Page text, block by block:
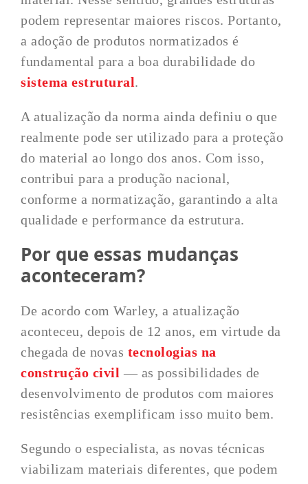
podem representar maiores riscos. Portanto,
a adoção de produtos normatizados é
fundamental para a boa durabilidade do
sistema estrutural.
A atualização da norma ainda definiu o que
realmente pode ser utilizado para a proteção
do material ao longo dos anos. Com isso,
contribui para a produção nacional,
conforme a normatização, garantindo a alta
qualidade e performance da estrutura.
Por que essas mudanças
aconteceram?
De acordo com Warley, a atualização
aconteceu, depois de 12 anos, em virtude da
chegada de novas tecnologias na
construção civil — as possibilidades de
desenvolvimento de produtos com maiores
resistências exemplificam isso muito bem.
Segundo o especialista, as novas técnicas
viabilizam materiais diferentes, que podem